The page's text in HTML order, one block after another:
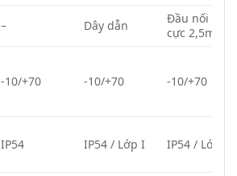
– Dây dẫn
Đầu nối 3
cực 2,5mm²
-10/+70 -10/+70 -10/+70
IP54 IP54 / Lớp I IP54 / Lớp I